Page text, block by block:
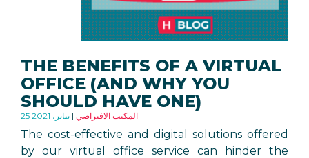
THE BENEFITS OF A VIRTUAL
OFFICE (AND WHY YOU
SHOULD HAVE ONE)
25 يناير، 2021 المكتب الافتراضي
The cost-effective and digital solutions offered
by our virtual office service can hinder the